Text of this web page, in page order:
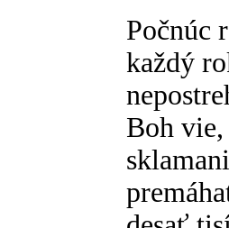
Počnúc
každý
Boh